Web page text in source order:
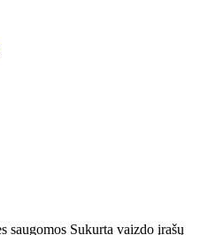
saugomos Sukurta vaizdo įrašų